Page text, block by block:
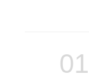
01